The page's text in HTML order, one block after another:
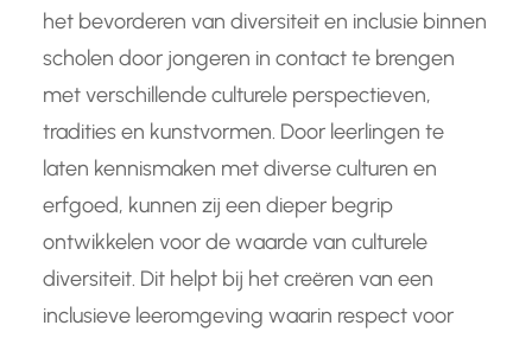
het bevorderen van diversiteit en inclusie binnen
scholen door jongeren in contact te brengen
met verschillende culturele perspectieven,
tradities en kunstvormen. Door leerlingen te
laten kennismaken met diverse culturen en
erfgoed, kunnen zij een dieper begrip
ontwikkelen voor de waarde van culturele
diversiteit. Dit helpt bij het creëren van een
inclusieve leeromgeving waarin respect voor